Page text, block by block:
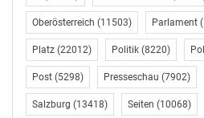
Österreich hat zuletzt im
73 Prozent der Befragten seit
explizit mehr auf Hygiene
Davor war das diesbezügliche
nicht allzu deutlich ausgeprägt.
Oberösterreich (11503) Parlament
Platz (22012) Politik (8220)
Post (5298) Presseschau (7902)
Salzburg (13418) Seiten (10068)